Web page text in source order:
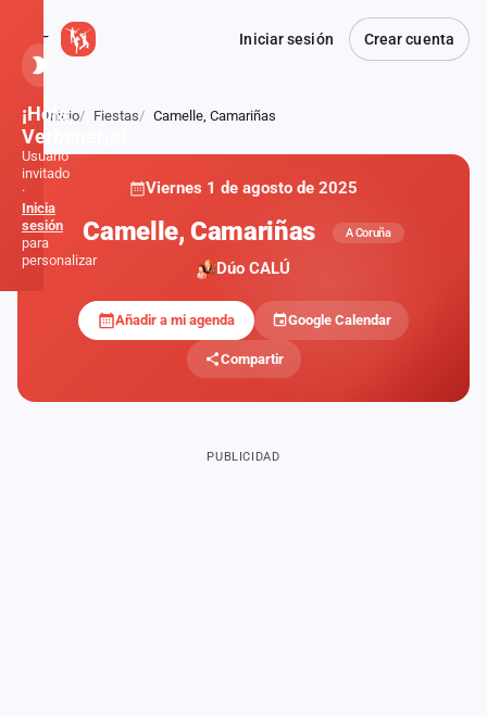
Iniciar sesión Crear cuenta
Atrás
Inicio Fiestas Camelle, Camariñas
Viernes 1 de agosto de 2025
Camelle, Camariñas A Coruña
Dúo CALÚ
Añadir a mi agenda Google Calendar
Compartir
PUBLICIDAD
¡Hola,
Verbener@!
Usuario
invitado
·
Inicia
sesión
para
personalizar